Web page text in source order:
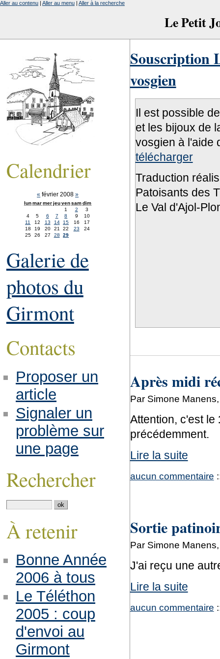
Le Petit
Aller au contenu | Aller au menu | Aller à la recherche
Souscription
vosgien
Il est possible
et les bijoux de
vosgien à l'aide
télécharger
Traduction
Patoisants des
Le Val d'Ajol-
Après midi
Par Simone
Attention, c'est le
précédemment.
Lire la suite
aucun commentaire
Sortie
Par Simone
J'ai reçu une
Lire la suite
aucun commentaire
Calendrier
« février 2008»
lunmarmerjeuvensamdim
1
2
3
4
5 6 7 8 9
10
11
12 13 14 15 16
17
18
19 20 21 22 23
24
25
26 27 28 29
Galerie de
photos du
Girmont
Contacts
Proposer un
article
Signaler un
problème sur
une page
Rechercher
À retenir
Bonne Année
2006 à tous
Le Téléthon
2005 : coup
d'envoi au
Girmont